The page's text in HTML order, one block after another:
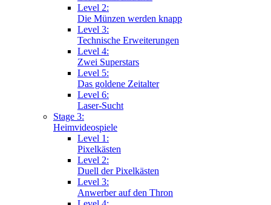
Level 2:
Die Münzen werden knapp
Level 3:
Technische Erweiterungen
Level 4:
Zwei Superstars
Level 5:
Das goldene Zeitalter
Level 6:
Laser-Sucht
Stage 3:
Heimvideospiele
Level 1:
Pixelkästen
Level 2:
Duell der Pixelkästen
Level 3:
Anwerber auf den Thron